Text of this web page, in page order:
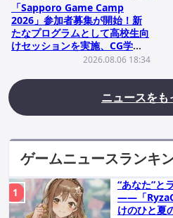
「Sapporo Game Camp
2026」参加者募集が開始！新
たなプログラムとして高校生向
けセッションを実施、CG学
校・企業ブースも設置2026.08.06 18:34
ニュースをも
ゲームニュースランキ
“あなた”と
――「
けのひと夏